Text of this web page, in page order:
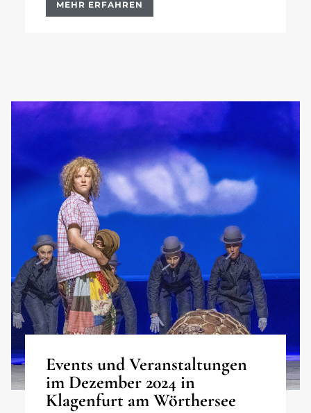
MEHR ERFAHREN
Events und Veranstaltungen
im Dezember 2024 in
Klagenfurt am Wörthersee